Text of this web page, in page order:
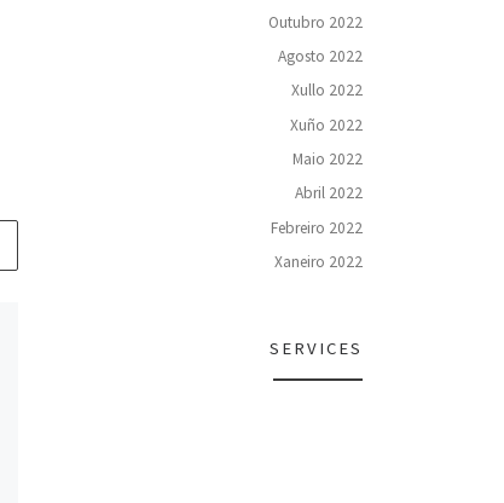
2024
Presentación do
Outubro 2022
Agosto 2022
Xullo 2022
Xuño 2022
Maio 2022
Abril 2022
Febreiro 2022
Xaneiro 2022
SERVICES